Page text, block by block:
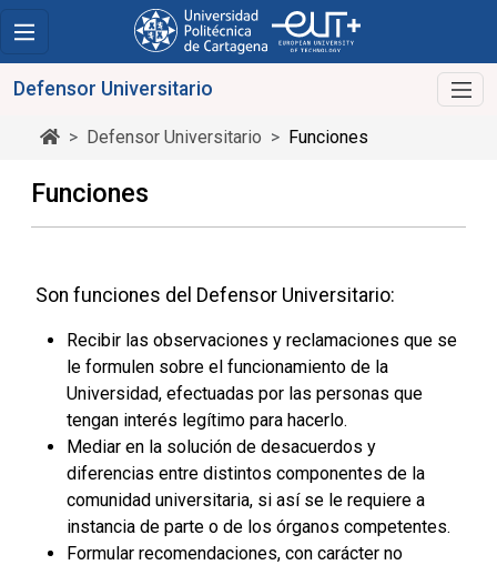
Defensor Universitario Funciones
Defensor Universitario
Funciones
Son funciones del Defensor Universitario:
Recibir las observaciones y reclamaciones que se
le formulen sobre el funcionamiento de la
Universidad, efectuadas por las personas que
tengan interés legítimo para hacerlo.
Mediar en la solución de desacuerdos y
diferencias entre distintos componentes de la
comunidad universitaria, si así se le requiere a
instancia de parte o de los órganos competentes.
Formular recomendaciones, con carácter no